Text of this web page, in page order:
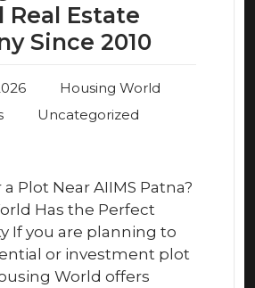
Real Estate
Since 2010
Housing World
Uncategorized
Plot Near AIIMS Patna?
Has the Perfect
If you are planning to
or investment plot
World offers